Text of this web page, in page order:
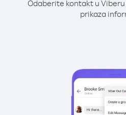
Odaberite kontakt u
prikaza